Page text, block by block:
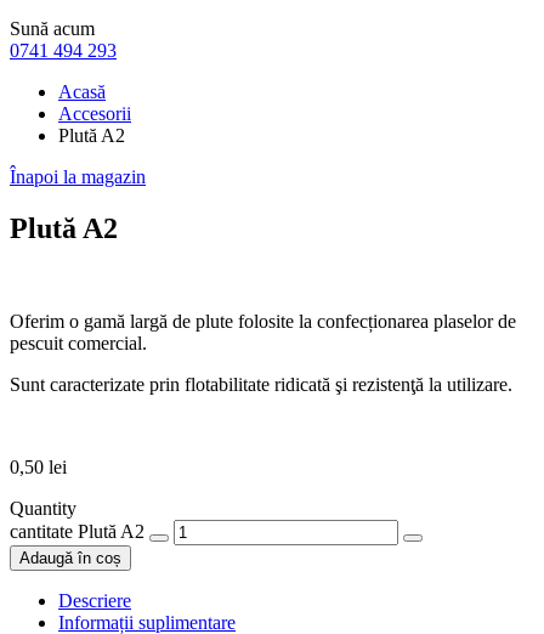
Sună acum
0741 494 293
Acasă
Accesorii
Plută A2
Înapoi la magazin
Plută A2
Oferim o gamă largă de plute folosite la confecționarea plaselor de
pescuit comercial.
Sunt caracterizate prin flotabilitate ridicată şi rezistenţă la utilizare.
0,50 lei
Quantity
cantitate Plută A2
Adaugă în coș
Descriere
Informații suplimentare